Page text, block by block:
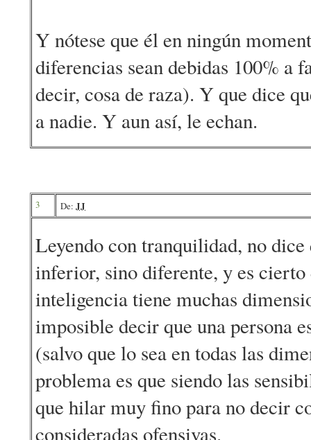
Y nótese que él en ningún
diferencias sean debidas 100% a
decir, cosa de raza). Y que dice
a nadie. Y aun así, le echan.
3 De: JJ
Leyendo con tranquilidad, no
inferior, sino diferente, y es cierto
inteligencia tiene muchas
imposible decir que una persona
(salvo que lo sea en todas las
problema es que siendo las
que hilar muy fino para no decir
consideradas ofensivas.